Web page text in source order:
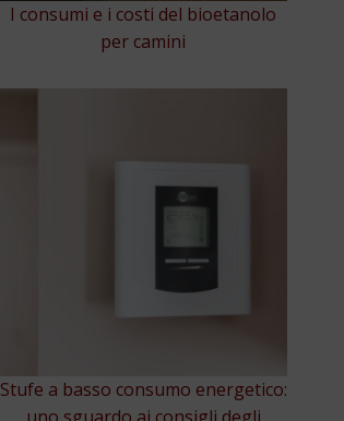
I consumi e i costi del bioetanolo
per camini
Stufe a basso consumo energetico:
uno sguardo ai consigli degli